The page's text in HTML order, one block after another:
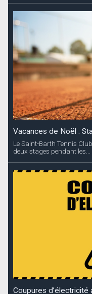
Vacances de Noël :
Le Saint-Barth Tennis
deux stages pendant les...
Coupures d’électricité